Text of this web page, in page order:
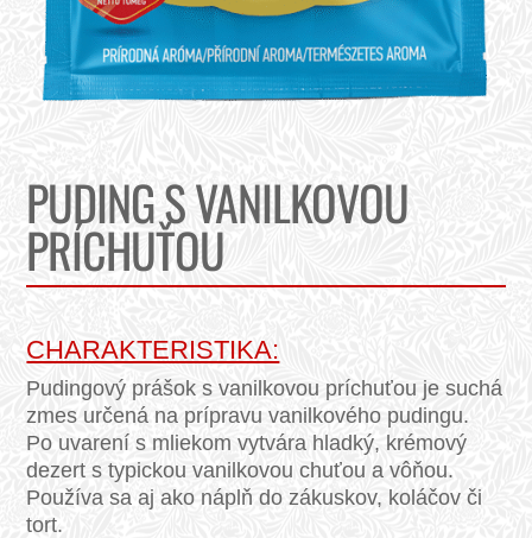
PUDING S VANILKOVOU
PRÍCHUŤOU
CHARAKTERISTIKA:
Pudingový prášok s vanilkovou príchuťou je suchá
zmes určená na prípravu vanilkového pudingu.
Po uvarení s mliekom vytvára hladký, krémový
dezert s typickou vanilkovou chuťou a vôňou.
Používa sa aj ako náplň do zákuskov, koláčov či
tort.